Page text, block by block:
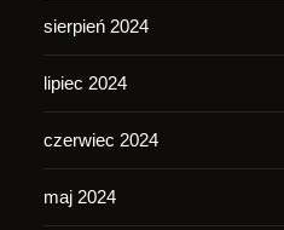
sierpień 2024
lipiec 2024
czerwiec 2024
maj 2024